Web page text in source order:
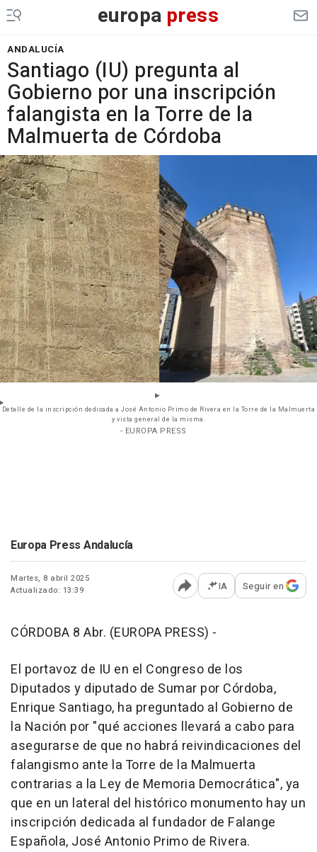
europa press
ANDALUCÍA
Santiago (IU) pregunta al
Gobierno por una inscripción
falangista en la Torre de la
Malmuerta de Córdoba
Detalle de la inscripción dedicada a José Antonio Primo de Rivera en la Torre de la Malmuerta
y vista general de la misma.
- EUROPA PRESS
Europa Press Andalucía
Martes, 8 abril 2025
Actualizado: 13:39
Abrir opciones para
IA Seguir en
CÓRDOBA 8 Abr. (EUROPA PRESS) -
El portavoz de IU en el Congreso de los
Diputados y diputado de Sumar por Córdoba,
Enrique Santiago, ha preguntado al Gobierno de
la Nación por "qué acciones llevará a cabo para
asegurarse de que no habrá reivindicaciones del
falangismo ante la Torre de la Malmuerta
contrarias a la Ley de Memoria Democrática", ya
que en un lateral del histórico monumento hay un
inscripción dedicada al fundador de Falange
Española, José Antonio Primo de Rivera.